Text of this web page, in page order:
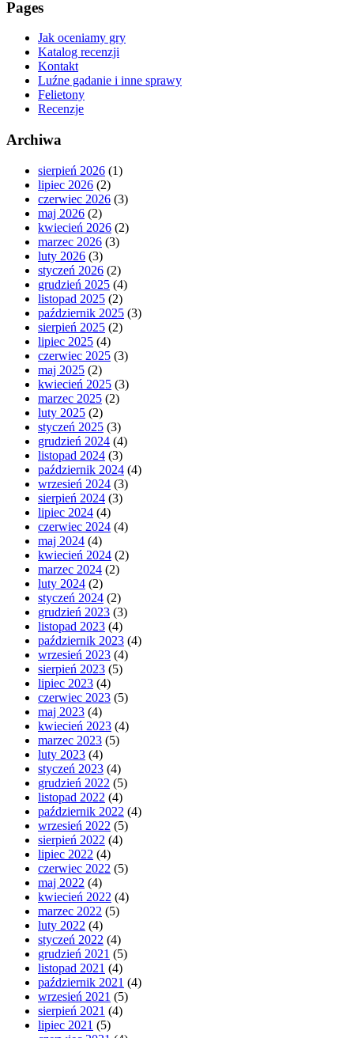
Pages
Jak oceniamy gry
Katalog recenzji
Kontakt
Luźne gadanie i inne sprawy
Felietony
Recenzje
Archiwa
sierpień 2026 (1)
lipiec 2026 (2)
czerwiec 2026 (3)
maj 2026 (2)
kwiecień 2026 (2)
marzec 2026 (3)
luty 2026 (3)
styczeń 2026 (2)
grudzień 2025 (4)
listopad 2025 (2)
październik 2025 (3)
sierpień 2025 (2)
lipiec 2025 (4)
czerwiec 2025 (3)
maj 2025 (2)
kwiecień 2025 (3)
marzec 2025 (2)
luty 2025 (2)
styczeń 2025 (3)
grudzień 2024 (4)
listopad 2024 (3)
październik 2024 (4)
wrzesień 2024 (3)
sierpień 2024 (3)
lipiec 2024 (4)
czerwiec 2024 (4)
maj 2024 (4)
kwiecień 2024 (2)
marzec 2024 (2)
luty 2024 (2)
styczeń 2024 (2)
grudzień 2023 (3)
listopad 2023 (4)
październik 2023 (4)
wrzesień 2023 (4)
sierpień 2023 (5)
lipiec 2023 (4)
czerwiec 2023 (5)
maj 2023 (4)
kwiecień 2023 (4)
marzec 2023 (5)
luty 2023 (4)
styczeń 2023 (4)
grudzień 2022 (5)
listopad 2022 (4)
październik 2022 (4)
wrzesień 2022 (5)
sierpień 2022 (4)
lipiec 2022 (4)
czerwiec 2022 (5)
maj 2022 (4)
kwiecień 2022 (4)
marzec 2022 (5)
luty 2022 (4)
styczeń 2022 (4)
grudzień 2021 (5)
listopad 2021 (4)
październik 2021 (4)
wrzesień 2021 (5)
sierpień 2021 (4)
lipiec 2021 (5)